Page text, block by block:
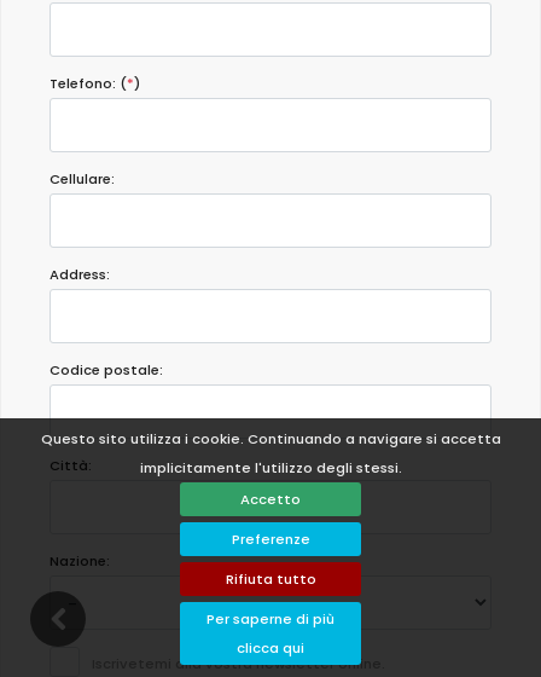
Questo sito utilizza i cookie. Continuando a navigare si accetta
implicitamente l'utilizzo degli stessi.
Accetto
Preferenze
Rifiuta tutto
Per saperne di più
clicca qui
Telefono: (*)
Cellulare:
Address:
Codice postale:
Città:
Nazione:
Iscrivetemi alla vostra newsletter online.